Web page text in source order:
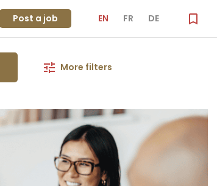
Post a job EN FR DE
More filters